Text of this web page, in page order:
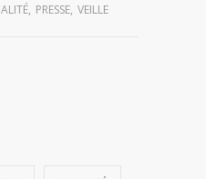
, PRESSE, VEILLE